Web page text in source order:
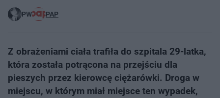
PW PAP
Z obrażeniami ciała trafiła do szpitala 29-latka,
która została potrącona na przejściu dla
pieszych przez kierowcę ciężarówki. Droga w
miejscu, w którym miał miejsce ten wypadek,